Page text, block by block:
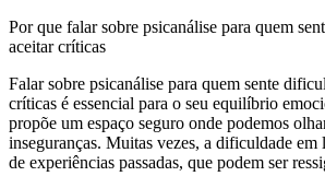
Por que falar sobre psicanálise para quem
aceitar críticas
Falar sobre psicanálise para quem sente
críticas é essencial para o seu equilíbrio
propõe um espaço seguro onde podemos
inseguranças. Muitas vezes, a dificuldade
de experiências passadas, que podem ser